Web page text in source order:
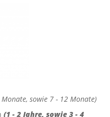
sowie 7 - 12 Monate)
(1 - 2 Jahre, sowie 3 - 4